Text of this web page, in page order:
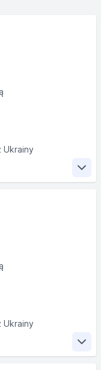
Ukrainy
zgodnie z
ich
pracy
w
Ukrainy